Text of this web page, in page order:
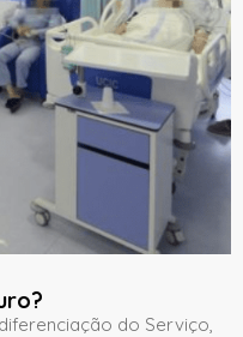
do Serviço,